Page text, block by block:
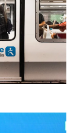
LinkedIn